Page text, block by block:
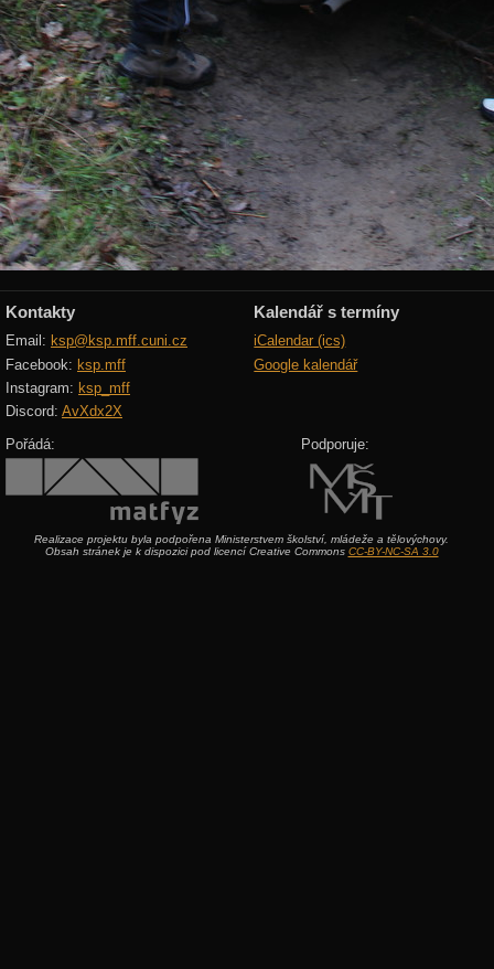
Kontakty
Email: ksp@ksp.mff.cuni.cz
Facebook: ksp.mff
Instagram: ksp_mff
Discord: AvXdx2X
Kalendář s termíny
iCalendar (ics)
Google kalendář
Pořádá: Podporuje:
Realizace projektu byla podpořena Ministerstvem školství, mládeže a tělovýchovy.
Obsah stránek je k dispozici pod licencí Creative Commons CC-BY-NC-SA 3.0